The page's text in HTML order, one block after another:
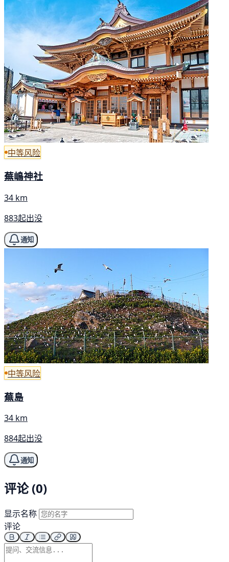
中等风险
蕪嶋神社
34 km
883起出没
通知
中等风险
蕪島
34 km
884起出没
通知
评论 (0)
显示名称
评论